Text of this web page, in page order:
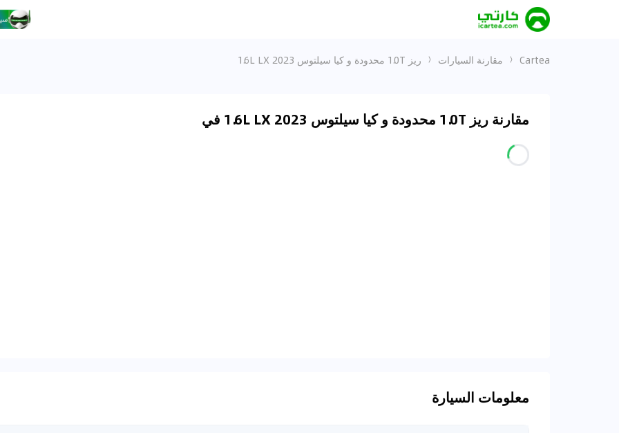
Cartea مقارنة السيارات ريز 1.0T محدودة و كيا سيلتوس 2023 1.6L LX
مقارنة ريز 1.0T محدودة و كيا سيلتوس 2023 1.6L LX في
معلومات السيارة